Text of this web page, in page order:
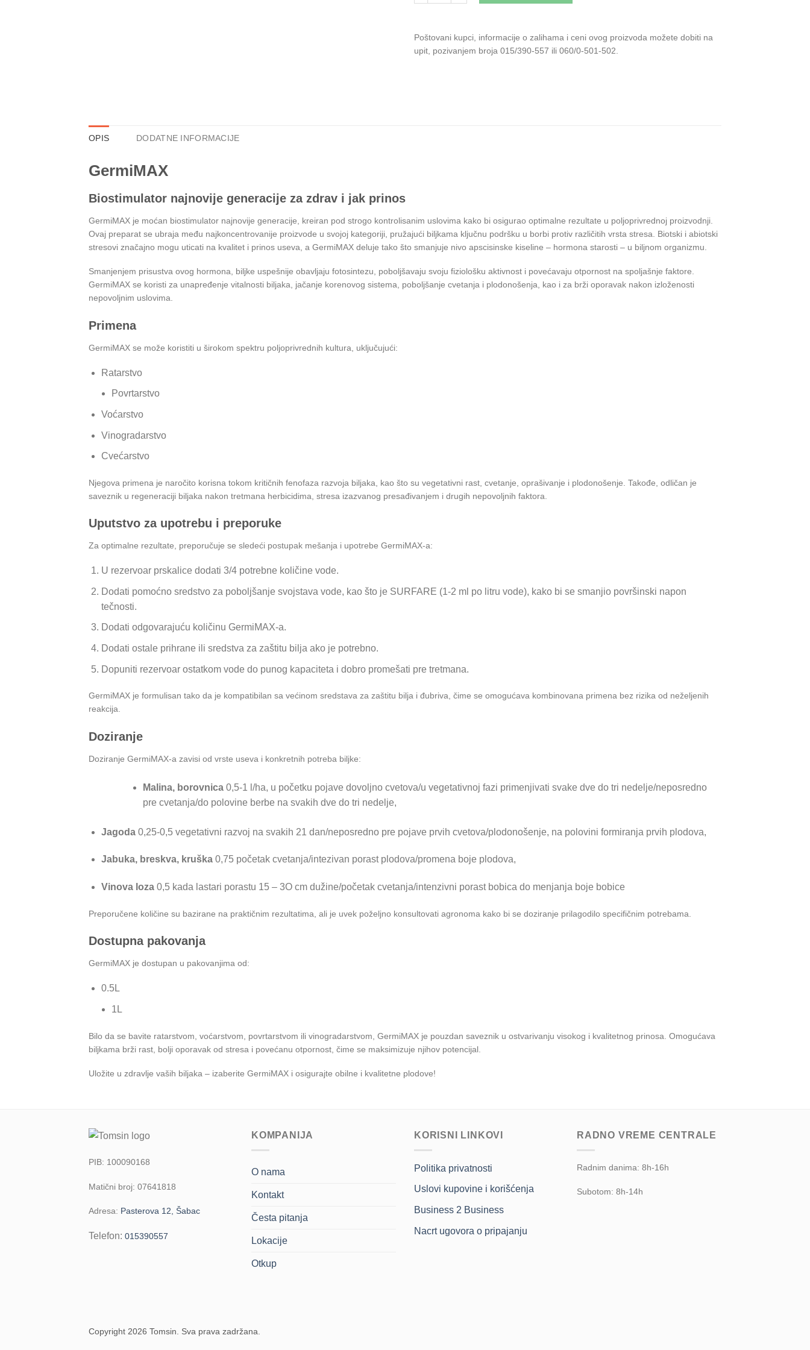
Poštovani kupci, informacije o zalihama i ceni ovog proizvoda možete dobiti na
upit, pozivanjem broja 015/390-557 ili 060/0-501-502.
OPIS DODATNE INFORMACIJE
GermiMAX
Biostimulator najnovije generacije za zdrav i jak prinos
GermiMAX je moćan biostimulator najnovije generacije, kreiran pod strogo kontrolisanim uslovima kako bi osigurao optimalne rezultate u poljoprivrednoj proizvodnji.
Ovaj preparat se ubraja među najkoncentrovanije proizvode u svojoj kategoriji, pružajući biljkama ključnu podršku u borbi protiv različitih vrsta stresa. Biotski i abiotski
stresovi značajno mogu uticati na kvalitet i prinos useva, a GermiMAX deluje tako što smanjuje nivo apscisinske kiseline – hormona starosti – u biljnom organizmu.
Smanjenjem prisustva ovog hormona, biljke uspešnije obavljaju fotosintezu, poboljšavaju svoju fiziološku aktivnost i povećavaju otpornost na spoljašnje faktore.
GermiMAX se koristi za unapređenje vitalnosti biljaka, jačanje korenovog sistema, poboljšanje cvetanja i plodonošenja, kao i za brži oporavak nakon izloženosti
nepovoljnim uslovima.
Primena
GermiMAX se može koristiti u širokom spektru poljoprivrednih kultura, uključujući:
Ratarstvo
Povrtarstvo
Voćarstvo
Vinogradarstvo
Cvećarstvo
Njegova primena je naročito korisna tokom kritičnih fenofaza razvoja biljaka, kao što su vegetativni rast, cvetanje, oprašivanje i plodonošenje. Takođe, odličan je
saveznik u regeneraciji biljaka nakon tretmana herbicidima, stresa izazvanog presađivanjem i drugih nepovoljnih faktora.
Uputstvo za upotrebu i preporuke
Za optimalne rezultate, preporučuje se sledeći postupak mešanja i upotrebe GermiMAX-a:
U rezervoar prskalice dodati 3/4 potrebne količine vode.
Dodati pomoćno sredstvo za poboljšanje svojstava vode, kao što je SURFARE (1-2 ml po litru vode), kako bi se smanjio površinski napon
tečnosti.
Dodati odgovarajuću količinu GermiMAX-a.
Dodati ostale prihrane ili sredstva za zaštitu bilja ako je potrebno.
Dopuniti rezervoar ostatkom vode do punog kapaciteta i dobro promešati pre tretmana.
GermiMAX je formulisan tako da je kompatibilan sa većinom sredstava za zaštitu bilja i đubriva, čime se omogućava kombinovana primena bez rizika od neželjenih
reakcija.
Doziranje
Doziranje GermiMAX-a zavisi od vrste useva i konkretnih potreba biljke:
Malina, borovnica 0,5-1 l/ha, u početku pojave dovoljno cvetova/u vegetativnoj fazi primenjivati svake dve do tri nedelje/neposredno
pre cvetanja/do polovine berbe na svakih dve do tri nedelje,
Jagoda 0,25-0,5 vegetativni razvoj na svakih 21 dan/neposredno pre pojave prvih cvetova/plodonošenje, na polovini formiranja prvih plodova,
Jabuka, breskva, kruška0,75 početak cvetanja/intezivan porast plodova/promena boje plodova,
Vinova loza 0,5 kada lastari porastu 15 – 3O cm dužine/početak cvetanja/intenzivni porast bobica do menjanja boje bobice
Preporučene količine su bazirane na praktičnim rezultatima, ali je uvek poželjno konsultovati agronoma kako bi se doziranje prilagodilo specifičnim potrebama.
Dostupna pakovanja
GermiMAX je dostupan u pakovanjima od:
0.5L
1L
Bilo da se bavite ratarstvom, voćarstvom, povrtarstvom ili vinogradarstvom, GermiMAX je pouzdan saveznik u ostvarivanju visokog i kvalitetnog prinosa. Omogućava
biljkama brži rast, bolji oporavak od stresa i povećanu otpornost, čime se maksimizuje njihov potencijal.
Uložite u zdravlje vaših biljaka – izaberite GermiMAX i osigurajte obilne i kvalitetne plodove!
PIB: 100090168
Matični broj: 07641818
Adresa: Pasterova 12, Šabac
Telefon: 015390557
KOMPANIJA
O nama
Kontakt
Česta pitanja
Lokacije
Otkup
KORISNI LINKOVI
Politika privatnosti
Uslovi kupovine i korišćenja
Business 2 Business
Nacrt ugovora o pripajanju
RADNO VREME CENTRALE
Radnim danima: 8h-16h
Subotom: 8h-14h
Copyright 2026 Tomsin. Sva prava zadržana.